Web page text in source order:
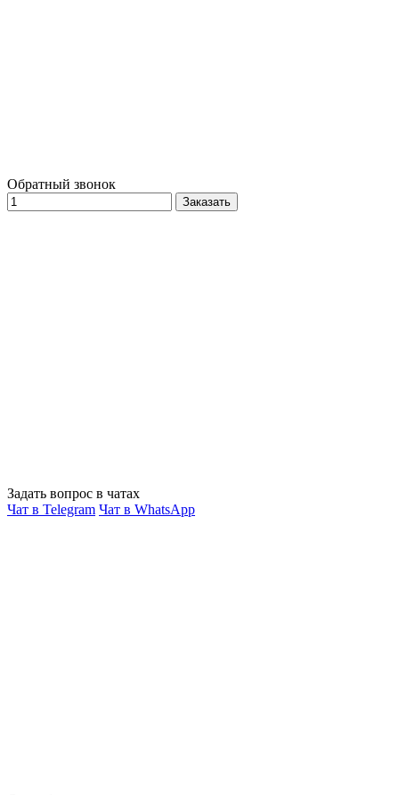
Обратный звонок
Заказать
Задать вопрос в чатах
Чат в Telegram Чат в WhatsApp